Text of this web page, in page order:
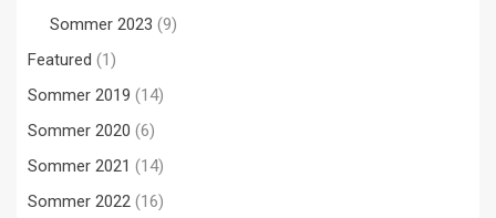
Sommer 2023 (9)
Featured (1)
Sommer 2019 (14)
Sommer 2020 (6)
Sommer 2021 (14)
Sommer 2022 (16)